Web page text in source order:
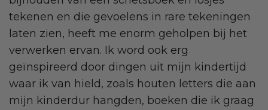
tekenen en die gevoelens in rare tekeningen
laten zien, heeft me enorm geholpen bij het
verwerken ervan. Ik word ook erg
geïnspireerd door dingen uit mijn kindertijd
waar ik van hield, zoals houten letters die aan
mijn kinderdur hangden, boeken die ik graag